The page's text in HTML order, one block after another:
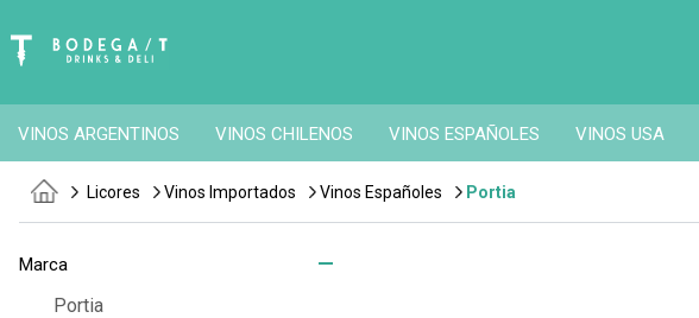
VINOS ARGENTINOS VINOS CHILENOS VINOS ESPAÑOLES VINOS USA
Licores Vinos Importados Vinos Españoles Portia
Marca
Portia